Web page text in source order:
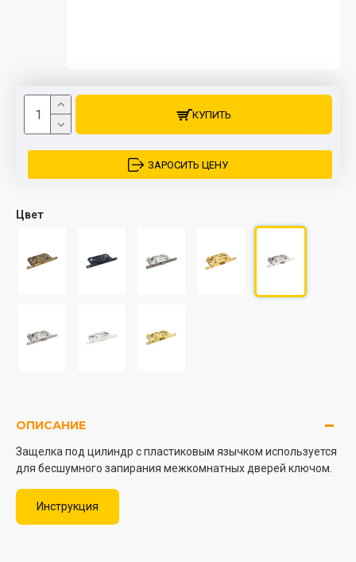
Цвет
КУПИТЬ
ЗАРОСИТЬ ЦЕНУ
ОПИСАНИЕ
Защелка под цилиндр с пластиковым язычком используется
для бесшумного запирания межкомнатных дверей ключом.
Инструкция